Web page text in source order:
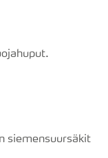
siemensuursäkit